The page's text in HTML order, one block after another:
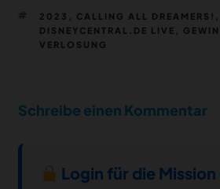
SCHLAGWÖRTER
2023 CALLING ALL DREAMERS!
DISNEYCENTRAL.DE LIVE
VERLOSUNG
Schreibe einen Kommentar
Login für die